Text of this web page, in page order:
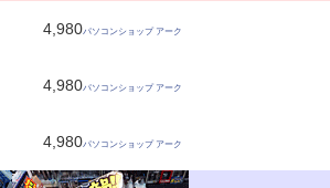
4,980パソコンショップ アーク
4,980パソコンショップ アーク
4,980パソコンショップ アーク